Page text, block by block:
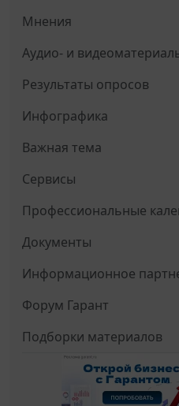
Мнения
Аудио- и
Результаты опросов
Инфографика
Важная тема
Сервисы
Профессиональные
Документы
Информационное
Форум Гарант
Подборки материалов